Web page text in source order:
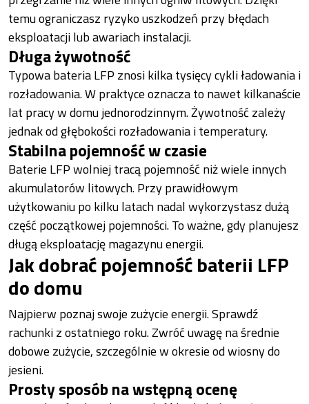
temu ograniczasz ryzyko uszkodzeń przy błędach
eksploatacji lub awariach instalacji.
Długa żywotność
Typowa bateria LFP znosi kilka tysięcy cykli ładowania i
rozładowania. W praktyce oznacza to nawet kilkanaście
lat pracy w domu jednorodzinnym. Żywotność zależy
jednak od głębokości rozładowania i temperatury.
Stabilna pojemność w czasie
Baterie LFP wolniej tracą pojemność niż wiele innych
akumulatorów litowych. Przy prawidłowym
użytkowaniu po kilku latach nadal wykorzystasz dużą
część początkowej pojemności. To ważne, gdy planujesz
długą eksploatację magazynu energii.
Jak dobrać pojemność baterii LFP
do domu
Najpierw poznaj swoje zużycie energii. Sprawdź
rachunki z ostatniego roku. Zwróć uwagę na średnie
dobowe zużycie, szczególnie w okresie od wiosny do
jesieni.
Prosty sposób na wstępną ocenę